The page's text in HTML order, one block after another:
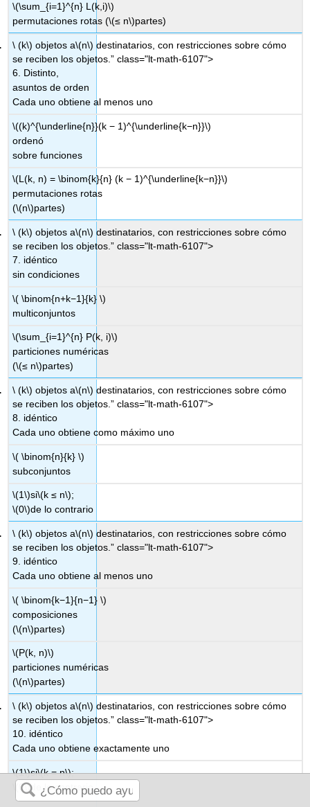
\(\sum_{i=1}^{n} L(k,i)\)
permutaciones rotas (\(≤ n\)partes)
\ (k\) objetos a\(n\) destinatarios, con restricciones sobre cómo
se reciben los objetos.” class="lt-math-6107">
6. Distinto,
asuntos de orden
Cada uno obtiene al menos uno
\((k)^{\underline{n}}(k − 1)^{\underline{k−n}}\)
ordenó
sobre funciones
\(L(k, n) = \binom{k}{n} (k − 1)^{\underline{k−n}}\)
permutaciones rotas
(\(n\)partes)
\ (k\) objetos a\(n\) destinatarios, con restricciones sobre cómo
se reciben los objetos.” class="lt-math-6107">
7. idéntico
sin condiciones
\( \binom{n+k−1}{k} \)
multiconjuntos
\(\sum_{i=1}^{n} P(k, i)\)
particiones numéricas
(\(≤ n\)partes)
\ (k\) objetos a\(n\) destinatarios, con restricciones sobre cómo
se reciben los objetos.” class="lt-math-6107">
8. idéntico
Cada uno obtiene como máximo uno
\( \binom{n}{k} \)
subconjuntos
\(1\)si\(k ≤ n\);
\(0\)de lo contrario
\ (k\) objetos a\(n\) destinatarios, con restricciones sobre cómo
se reciben los objetos.” class="lt-math-6107">
9. idéntico
Cada uno obtiene al menos uno
\( \binom{k−1}{n−1} \)
composiciones
(\(n\)partes)
\(P(k, n)\)
particiones numéricas
(\(n\)partes)
\ (k\) objetos a\(n\) destinatarios, con restricciones sobre cómo
se reciben los objetos.” class="lt-math-6107">
10. idéntico
Cada uno obtiene exactamente uno
\(1\)si\(k = n\);
\(0\)de lo contrario